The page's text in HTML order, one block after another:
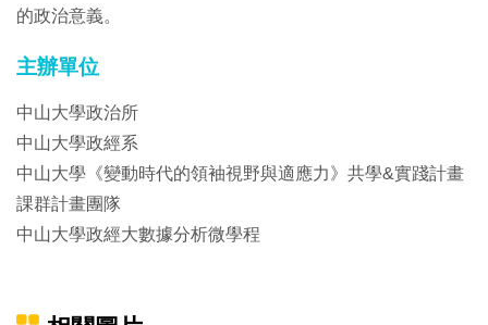
的政治意義。
主辦單位
中山大學政治所
中山大學政經系
中山大學《變動時代的領袖視野與適應力》共學&實踐計畫
課群計畫團隊
中山大學政經大數據分析微學程